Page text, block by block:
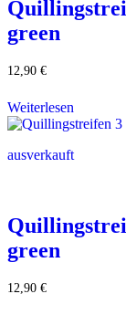
green
12,90 €
Weiterlesen
ausverkauft
green
12,90 €